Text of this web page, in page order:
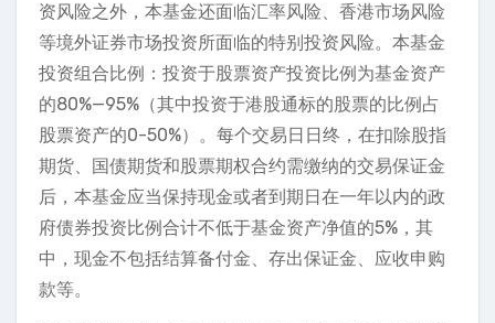
资风险之外，本基金还面临汇率风险、香港市场风险
等境外证券市场投资所面临的特别投资风险。本基金
投资组合比例：投资于股票资产投资比例为基金资产
的80%—95%（其中投资于港股通标的股票的比例占
股票资产的0-50%）。每个交易日日终，在扣除股指
期货、国债期货和股票期权合约需缴纳的交易保证金
后，本基金应当保持现金或者到期日在一年以内的政
府债券投资比例合计不低于基金资产净值的5%，其
中，现金不包括结算备付金、存出保证金、应收申购
款等。